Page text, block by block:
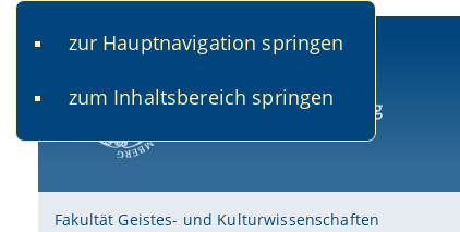
zur Hauptnavigation springen
zum Inhaltsbereich springen
Fakultät Geistes- und Kulturwissenschaften